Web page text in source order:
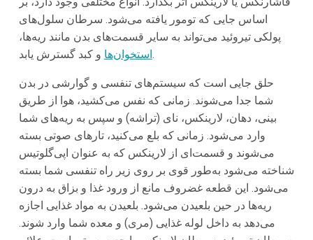
اساس جایی که تومور یافته می‌شود. سرطان سلول‌های
پولکی تیروئید می‌تواند به سایر قسمت‌های بدن مانند ریه‌ها،
استخوان‌ها و کبد گسترش یابد.
حلق جایی است که سیستم‌های تنفسی و گوارشی در بدن
شما جدا می‌شوند. زمانی که نفس می‌کشید، هوا از طریق
بینی، دهان، لارینکس، نای (تراشه) و سپس به ریه‌های شما
وارد می‌شود. زمانی که بلع می‌کنید، تارهای صوتی بسته
می‌شوند و قسمت‌ای از لارینکس که به عنوان اپی‌گلوتیس
شناخته می‌شود به‌طور قوی بر روی زیر راه تنفسی شما بسته
می‌شود. این قطعه غضروف مانع از ورود غذا و بزاق به درون
ریه‌ها در حین بلعیدن می‌شود. بلعیدن به مواد غذایی اجازه
می‌دهد به داخل لوله غذایی (مری) و معده شما وارد شوند.